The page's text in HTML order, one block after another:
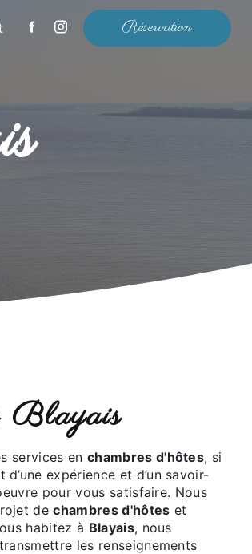
Réservation
Blayais
services en chambres d'hôtes, si
d’une expérience et d’un savoir-
pour vous satisfaire. Nous
dechambres d'hôtes et
habitez à Blayais, nous
les renseignements